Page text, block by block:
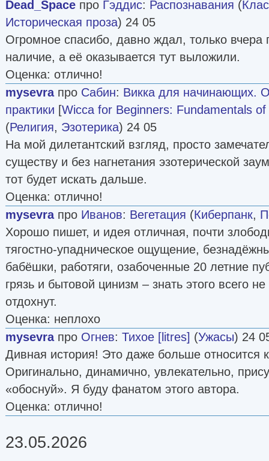
Dead_Space про Гэддис: Распознавания (
Историческая проза) 24 05
Огромное спасибо, давно ждал, только вчера
наличие, а её оказывается тут выложили.
Оценка: отлично!
mysevraпро Сабин: Викка для начинающих.
практики [Wicca for Beginners: Fundamentals
(Религия, Эзотерика) 24 05
На мой дилетантский взгляд, просто
существу и без нагнетания эзотерической
тот будет искать дальше.
Оценка: отлично!
mysevraпро Иванов: Вегетация (Киберпанк,
Хорошо пишет, и идея отличная, почти
тягостно-упадническое ощущение,
бабёшки, работяги, озабоченные 20 летние
грязь и бытовой цинизм – знать этого всего
отдохнут.
Оценка: неплохо
mysevraпро Огнев: Тихое [litres] (Ужасы) 24
Дивная история! Это даже больше относится
Оригинально, динамично, увлекательно,
«обоснуй». Я буду фанатом этого автора.
Оценка: отлично!
23.05.2026